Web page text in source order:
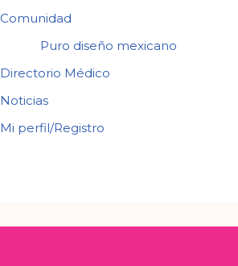
Comunidad
Puro diseño mexicano
Directorio Médico
Noticias
Mi perfil/Registro